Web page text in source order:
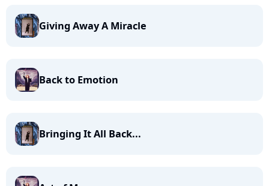
Giving Away A Miracle
Back to Emotion
Bringing It All Back...